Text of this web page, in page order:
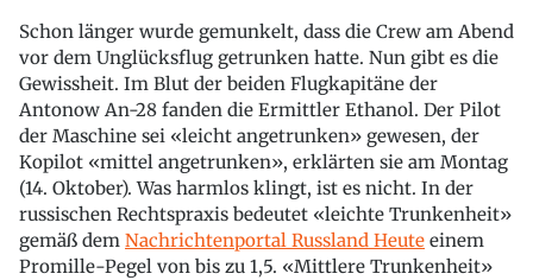
Schon länger wurde gemunkelt, dass die Crew am Abend
vor dem Unglücksflug getrunken hatte. Nun gibt es die
Gewissheit. Im Blut der beiden Flugkapitäne der
Antonow An-28 fanden die Ermittler Ethanol. Der Pilot
der Maschine sei «leicht angetrunken» gewesen, der
Kopilot «mittel angetrunken», erklärten sie am Montag
(14. Oktober). Was harmlos klingt, ist es nicht. In der
russischen Rechtspraxis bedeutet «leichte Trunkenheit»
gemäß dem Nachrichtenportal Russland Heute einem
Promille-Pegel von bis zu 1,5. «Mittlere Trunkenheit»